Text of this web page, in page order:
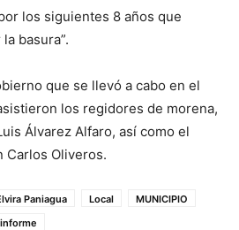
los siguientes 8 años que
basura”.
que se llevó a cabo en el
los regidores de morena,
Álvarez Alfaro, así como el
Carlos Oliveros.
Paniagua Local
MUNICIPIO